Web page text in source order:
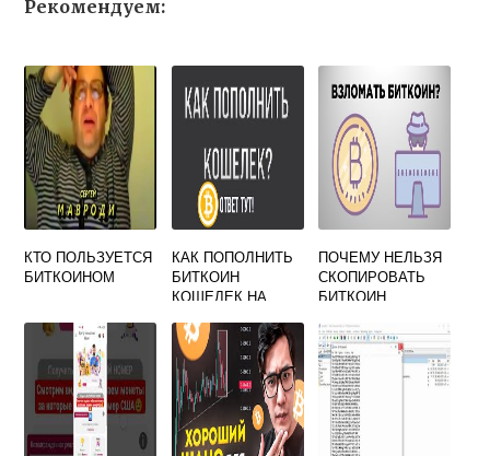
Рекомендуем:
КТО ПОЛЬЗУЕТСЯ
БИТКОИНОМ
КАК ПОПОЛНИТЬ
БИТКОИН
КОШЕЛЕК НА
ПОЧЕМУ НЕЛЬЗЯ
СКОПИРОВАТЬ
БИТКОИН